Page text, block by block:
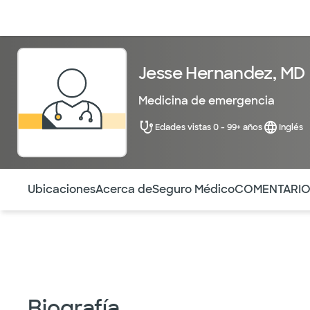
Jesse Hernandez, MD
Medicina de emergencia
Edades vistas 0 - 99+ años Inglés
UbicacionesAcerca deSeguro Médico